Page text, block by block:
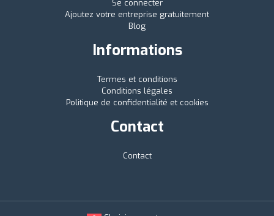
Se connecter
Ajoutez votre entreprise gratuitement
Blog
Informations
Termes et conditions
Conditions légales
Politique de confidentialité et cookies
Contact
Contact